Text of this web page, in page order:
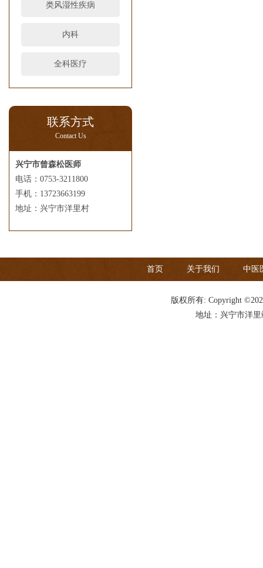
类风湿性疾病
内科
全科医疗
联系方式
Contact Us
兴宁市曾森松医师
电话：0753-3211800
手机：13723663199
地址：兴宁市洋里村
首页 关于我们 中医
版权所有: Copyright
地址：兴宁市洋